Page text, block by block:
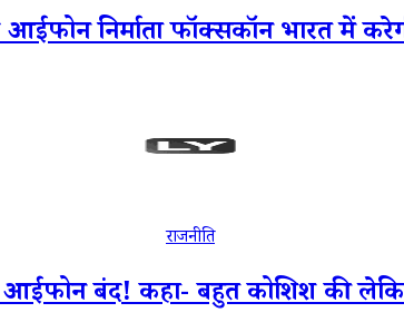
निर्माता फॉक्सकॉन भारत में
राजनीति
बंद! कहा- बहुत कोशिश की लेकिन